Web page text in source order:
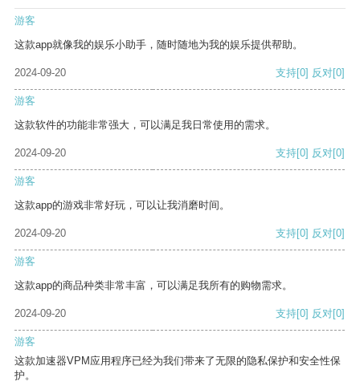
游客
这款app就像我的娱乐小助手，随时随地为我的娱乐提供帮助。
2024-09-20 支持[0] 反对[0]
游客
这款软件的功能非常强大，可以满足我日常使用的需求。
2024-09-20 支持[0] 反对[0]
游客
这款app的游戏非常好玩，可以让我消磨时间。
2024-09-20 支持[0] 反对[0]
游客
这款app的商品种类非常丰富，可以满足我所有的购物需求。
2024-09-20 支持[0] 反对[0]
游客
这款加速器VPM应用程序已经为我们带来了无限的隐私保护和安全性保
护。